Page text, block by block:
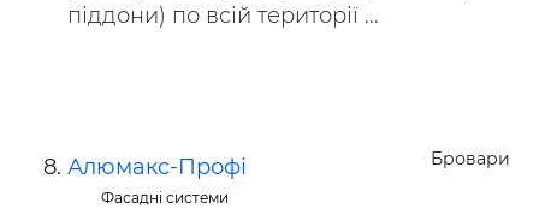
піддони) по всій території ...
Бровари
Алюмакс-Профі
Фасадні системи